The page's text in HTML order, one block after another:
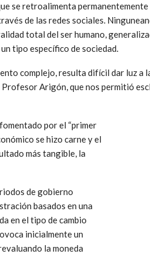
se retroalimenta
de las redes sociales.
total del ser humano,
tipo específico de sociedad.
complejo, resulta difícil dar luz a
Arigón, que nos permitió
por el “primer
se hizo carne y el
más tangible, la
de gobierno
basados en una
en el tipo de cambio
inicialmente un
la moneda